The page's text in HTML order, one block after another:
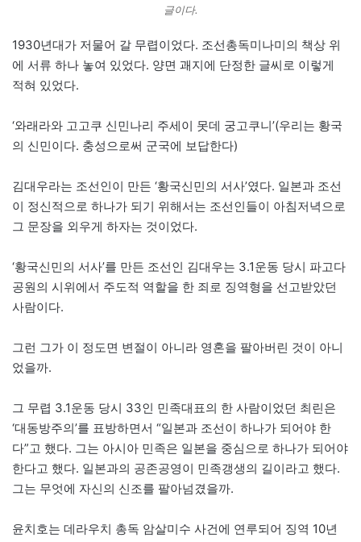
글이다.
1930년대가 저물어 갈 무렵이었다. 조선총독미나미의 책상 위
에 서류 하나 놓여 있었다. 양면 괘지에 단정한 글씨로 이렇게
적혀 있었다.
‘와래라와 고고쿠 신민나리 주세이 못데 궁고쿠니’(우리는 황국
의 신민이다. 충성으로써 군국에 보답한다)
김대우라는 조선인이 만든 ‘황국신민의 서사’였다. 일본과 조선
이 정신적으로 하나가 되기 위해서는 조선인들이 아침저녁으로
그 문장을 외우게 하자는 것이었다.
‘황국신민의 서사’를 만든 조선인 김대우는 3.1운동 당시 파고다
공원의 시위에서 주도적 역할을 한 죄로 징역형을 선고받았던
사람이다.
그런 그가 이 정도면 변절이 아니라 영혼을 팔아버린 것이 아니
었을까.
그 무렵 3.1운동 당시 33인 민족대표의 한 사람이었던 최린은
‘대동방주의’를 표방하면서 “일본과 조선이 하나가 되어야 한
다”고 했다. 그는 아시아 민족은 일본을 중심으로 하나가 되어야
한다고 했다. 일본과의 공존공영이 민족갱생의 길이라고 했다.
그는 무엇에 자신의 신조를 팔아넘겼을까.
윤치호는 데라우치 총독 암살미수 사건에 연루되어 징역 10년